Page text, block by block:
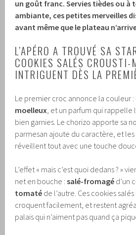
un goût franc. Servies tièdes ou à
ambiante, ces petites merveilles
avant même que le plateau
L’APÉRO A TROUVÉ SA
COOKIES SALÉS CROUSTI-
INTRIGUENT DÈS LA
Le premier croc annonce la couleur :
moelleux, et un parfum qui rappelle
bien garnies. Le chorizo apporte sa
parmesan ajoute du caractère, et
réveillent tout avec une touche
L’effet « mais c’est quoi dedans ? »
net en bouche :salé-fromagé d’un
tomaté de l’autre. Ces cookies
croquent facilement, et restent
palais qui n’aiment pas quand ça